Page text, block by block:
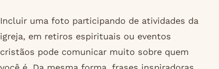
Incluir uma foto participando de atividades da
igreja, em retiros espirituais ou eventos
cristãos pode comunicar muito sobre quem